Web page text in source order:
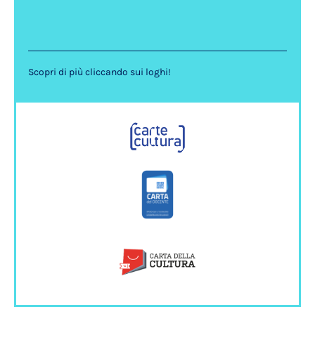
Scopri di più cliccando sui loghi!